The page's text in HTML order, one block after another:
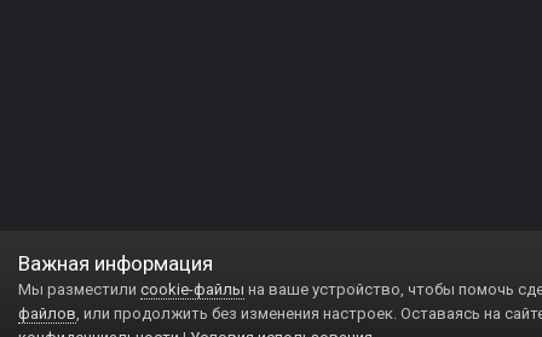
Важная информация
Мы разместили cookie-файлы на ваше устройство, чтобы помочь
файлов, или продолжить без изменения настроек. Оставаясь на